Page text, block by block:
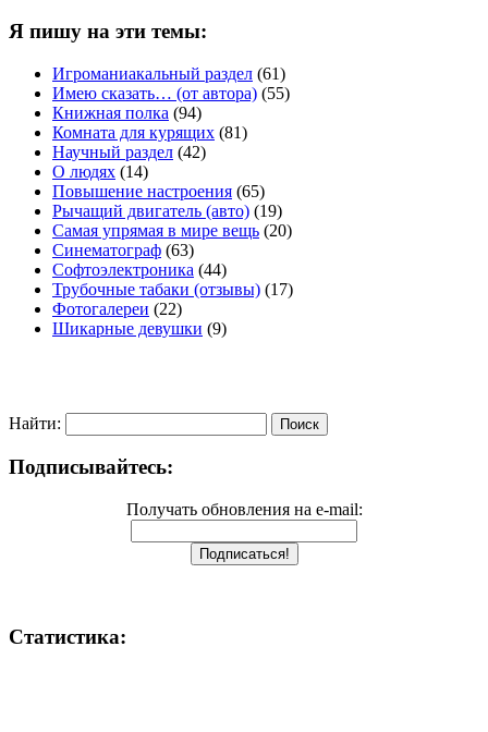
Я пишу на эти темы:
Игроманиакальный раздел (61)
Имею сказать… (от автора) (55)
Книжная полка (94)
Комната для курящих (81)
Научный раздел (42)
О людях (14)
Повышение настроения (65)
Рычащий двигатель (авто) (19)
Самая упрямая в мире вещь (20)
Синематограф (63)
Софтоэлектроника (44)
Трубочные табаки (отзывы) (17)
Фотогалереи (22)
Шикарные девушки (9)
Найти:
Подписывайтесь:
Получать обновления на e-mail:
Статистика: